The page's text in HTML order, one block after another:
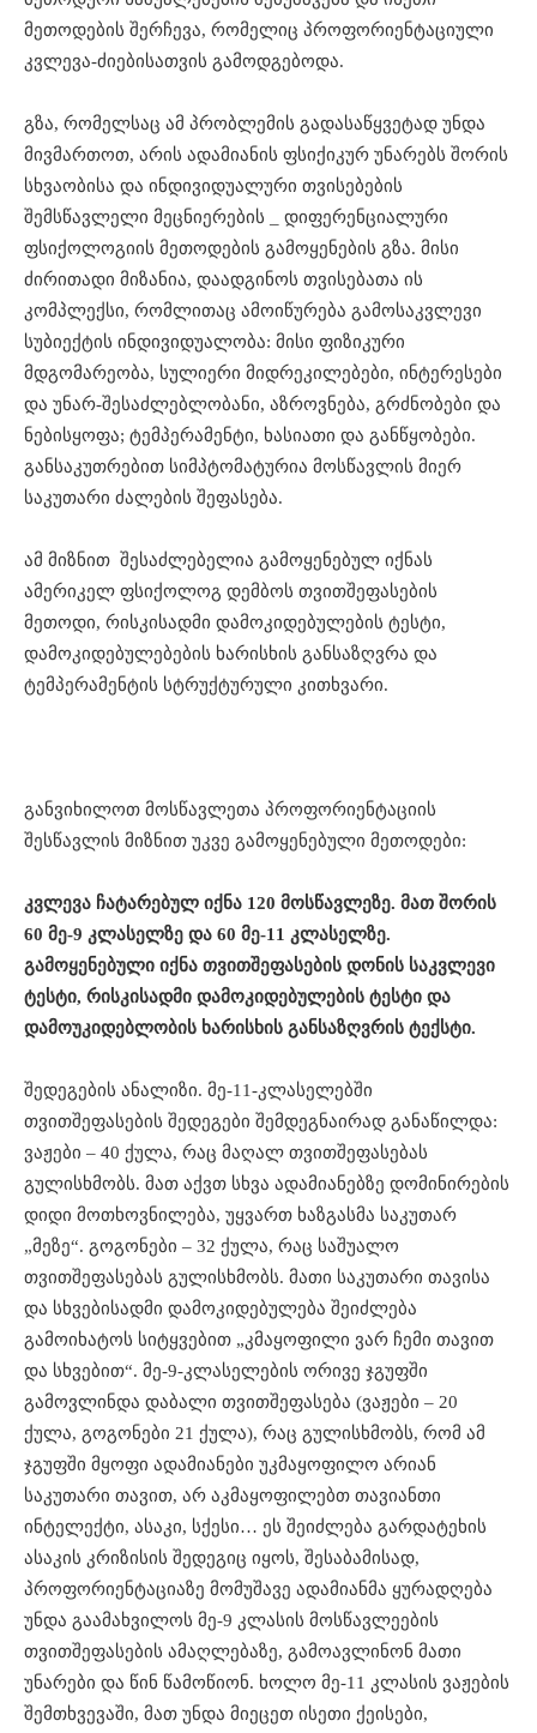
მეთოდების შერჩევა, რომელიც პროფორიენტაციული
კვლევა-ძიებისათვის გამოდგებოდა.
გზა, რომელსაც ამ პრობლემის გადასაწყვეტად უნდა
მივმართოთ, არის ადამიანის ფსიქიკურ უნარებს შორის
სხვაობისა და ინდივიდუალური თვისებების
შემსწავლელი მეცნიერების _ დიფერენციალური
ფსიქოლოგიის მეთოდების გამოყენების გზა. მისი
ძირითადი მიზანია, დაადგინოს თვისებათა ის
კომპლექსი, რომლითაც ამოიწურება გამოსაკვლევი
სუბიექტის ინდივიდუალობა: მისი ფიზიკური
მდგომარეობა, სულიერი მიდრეკილებები, ინტერესები
და უნარ-შესაძლებლობანი, აზროვნება, გრძნობები და
ნებისყოფა; ტემპერამენტი, ხასიათი და განწყობები.
განსაკუთრებით სიმპტომატურია მოსწავლის მიერ
საკუთარი ძალების შეფასება.
ამ მიზნით შესაძლებელია გამოყენებულ იქნას
ამერიკელ ფსიქოლოგ დემბოს თვითშეფასების
მეთოდი, რისკისადმი დამოკიდებულების ტესტი,
დამოკიდებულებების ხარისხის განსაზღვრა და
ტემპერამენტის სტრუქტურული კითხვარი.
განვიხილოთ მოსწავლეთა პროფორიენტაციის
შესწავლის მიზნით უკვე გამოყენებული მეთოდები:
კვლევა ჩატარებულ იქნა 120 მოსწავლეზე. მათ შორის
60 მე-9 კლასელზე და 60 მე-11 კლასელზე.
გამოყენებული იქნა თვითშეფასების დონის საკვლევი
ტესტი, რისკისადმი დამოკიდებულების ტესტი და
დამოუკიდებლობის ხარისხის განსაზღვრის ტექსტი.
შედეგების ანალიზი. მე-11-კლასელებში
თვითშეფასების შედეგები შემდეგნაირად განაწილდა:
ვაჟები – 40 ქულა, რაც მაღალ თვითშეფასებას
გულისხმობს. მათ აქვთ სხვა ადამიანებზე დომინირების
დიდი მოთხოვნილება, უყვართ ხაზგასმა საკუთარ
„მეზე“. გოგონები – 32 ქულა, რაც საშუალო
თვითშეფასებას გულისხმობს. მათი საკუთარი თავისა
და სხვებისადმი დამოკიდებულება შეიძლება
გამოიხატოს სიტყვებით „კმაყოფილი ვარ ჩემი თავით
და სხვებით“. მე-9-კლასელების ორივე ჯგუფში
გამოვლინდა დაბალი თვითშეფასება (ვაჟები – 20
ქულა, გოგონები 21 ქულა), რაც გულისხმობს, რომ ამ
ჯგუფში მყოფი ადამიანები უკმაყოფილო არიან
საკუთარი თავით, არ აკმაყოფილებთ თავიანთი
ინტელექტი, ასაკი, სქესი… ეს შეიძლება გარდატეხის
ასაკის კრიზისის შედეგიც იყოს, შესაბამისად,
პროფორიენტაციაზე მომუშავე ადამიანმა ყურადღება
უნდა გაამახვილოს მე-9 კლასის მოსწავლეების
თვითშეფასების ამაღლებაზე, გამოავლინონ მათი
უნარები და წინ წამოწიონ. ხოლო მე-11 კლასის ვაჟების
შემთხვევაში, მათ უნდა მიეცეთ ისეთი ქეისები,